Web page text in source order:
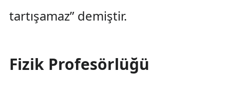
tartışamaz” demiştir.
Fizik Profesörlüğü